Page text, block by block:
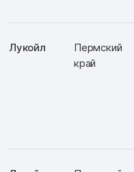
Лукойл
Пермский
край